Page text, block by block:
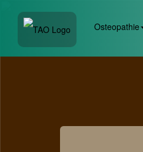
Osteopathie